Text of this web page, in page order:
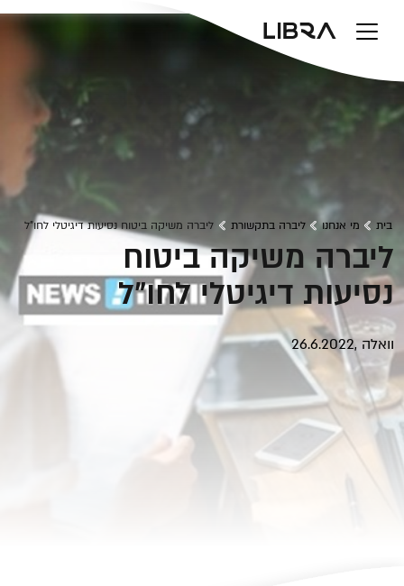
בית מי אנחנו ליברה בתקשורת ליברה משיקה ביטוח נסיעות דיגיטלי לחו"ל
ליברה משיקה ביטוח
נסיעות דיגיטלי לחו"ל
וואלה ,26.6.2022